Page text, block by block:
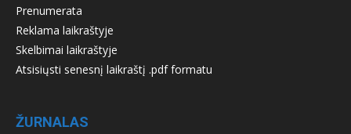
Prenumerata
Reklama laikraštyje
Skelbimai laikraštyje
Atsisiųsti senesnį laikraštį .pdf formatu
ŽURNALAS